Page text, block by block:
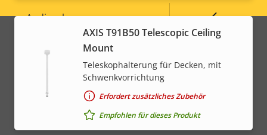
Eigentumsbeschreibung Eigentumswert
Audioerkennung Ja
Active Tampering
Alarmeingänge/-ausgänge
AXIS T91B50 Telescopic Ceiling
Mount
Teleskophalterung für Decken, mit
Schwenkvorrichtung
Erfordert zusätzliches Zubehör
Empfohlen für dieses Produkt